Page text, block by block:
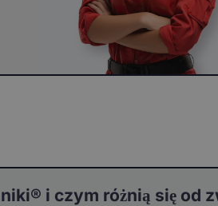
i czym różnią się